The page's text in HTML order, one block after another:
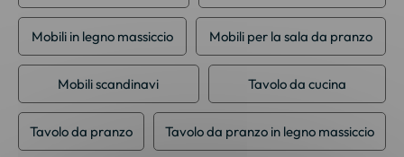
Mobili in legno massiccio Mobili per la sala da pranzo
Mobili scandinavi Tavolo da cucina
Tavolo da pranzo Tavolo da pranzo in legno massiccio